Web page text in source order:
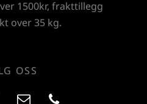
1500kr, frakttillegg
over 35 kg.
OSS